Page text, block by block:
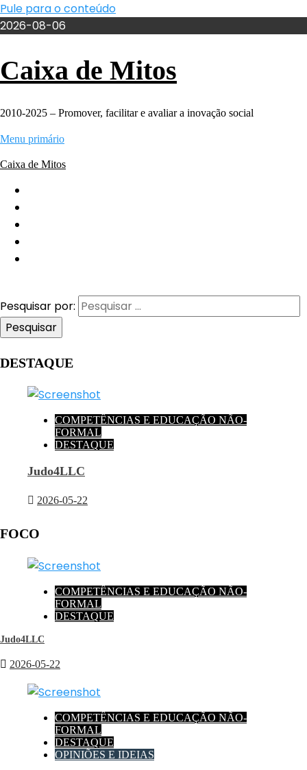
Pule para o conteúdo
2026-08-06
Caixa de Mitos
2010-2025 – Promover, facilitar e avaliar a inovação social
Menu primário
Caixa de Mitos
Pesquisar por:
DESTAQUE
COMPETÊNCIAS E EDUCAÇÃO NÃO-
FORMAL
DESTAQUE
Judo4LLC
2026-05-22
FOCO
COMPETÊNCIAS E EDUCAÇÃO NÃO-
FORMAL
DESTAQUE
Judo4LLC
2026-05-22
COMPETÊNCIAS E EDUCAÇÃO NÃO-
FORMAL
DESTAQUE
OPINIÕES E IDEIAS